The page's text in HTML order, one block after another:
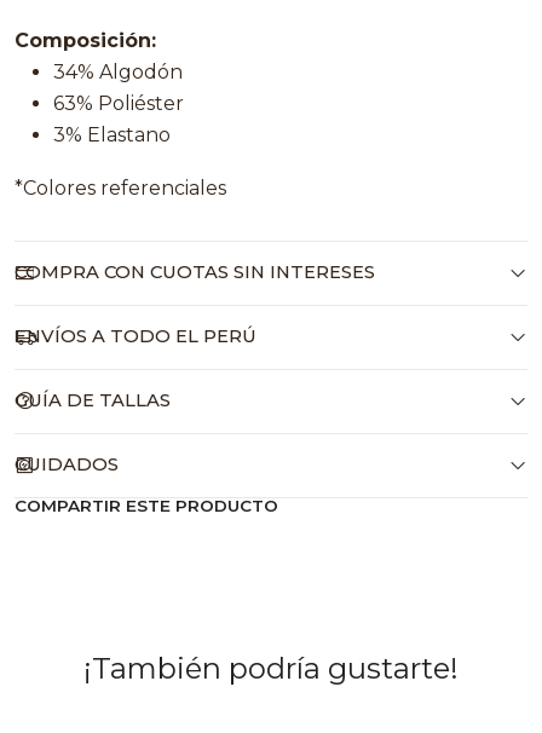
Composición:
34% Algodón
63% Poliéster
3% Elastano
*Colores referenciales
COMPRA CON CUOTAS SIN INTERESES
ENVÍOS A TODO EL PERÚ
GUÍA DE TALLAS
CUIDADOS
COMPARTIR ESTE PRODUCTO
¡También podría gustarte!